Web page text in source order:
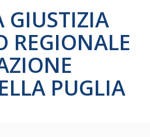
GIUSTIZIA
REGIONALE
PUGLIA